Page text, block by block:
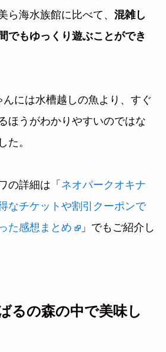
ら海水族館に比べて、 混雑し
でもゆっくり遊ぶことができ
んには水槽越しの魚より、すぐ
ほうがわかりやすいのではな
た。
の詳細は「 ネオパークオキナ
なチケットや割引クーポンで
た感想まとめ
」でもご紹介し
るの森の中で美味し